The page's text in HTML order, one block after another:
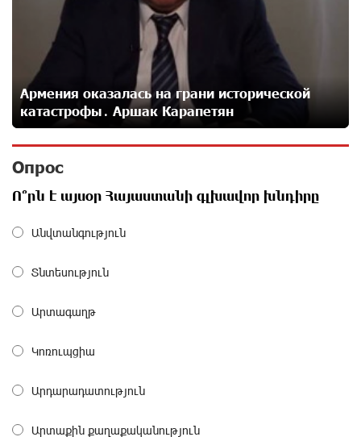
«Мой лес Армения» — бенефициар инициативы
«Сила одного драма» в июле
27 дней назад
имени пенсионных фондов
сотрудничестве с Конверс МСБ
Предателя Пашиняна нужно скинуть с трона. Аршак
Карапетян
Армения оказалась на грани исторической
катастрофы․ Аршак Карапетян
Опрос
Ո՞րն է այսօր Հայաստանի գլխավոր խնդիրը
Անվտանգություն
Տնտեսություն
Արտագաղթ
Կոռուպցիա
Արդարադատություն
Արտաքին քաղաքականություն